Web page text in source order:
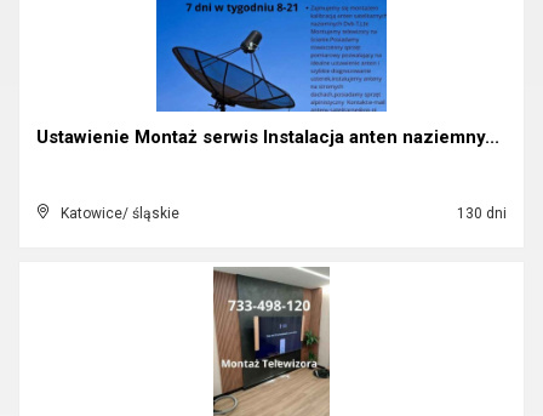
Ustawienie Montaż serwis Instalacja anten naziemny...
Katowice/ śląskie 130 dni